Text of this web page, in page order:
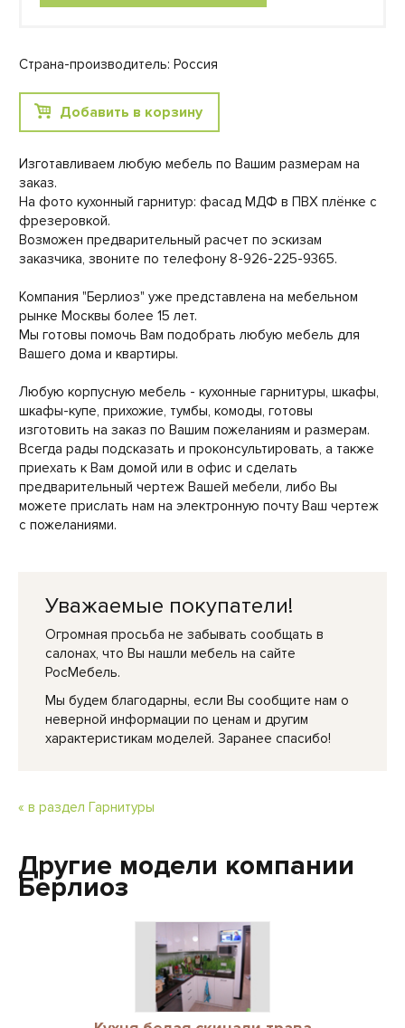
Страна-производитель: Россия
Добавить в корзину
Изготавливаем любую мебель по Вашим размерам на
заказ.
На фото кухонный гарнитур: фасад МДФ в ПВХ плёнке с
фрезеровкой.
Возможен предварительный расчет по эскизам
заказчика, звоните по телефону 8-926-225-9365.
Компания "Берлиоз" уже представлена на мебельном
рынке Москвы более 15 лет.
Мы готовы помочь Вам подобрать любую мебель для
Вашего дома и квартиры.
Любую корпусную мебель - кухонные гарнитуры, шкафы,
шкафы-купе, прихожие, тумбы, комоды, готовы
изготовить на заказ по Вашим пожеланиям и размерам.
Всегда рады подсказать и проконсультировать, а также
приехать к Вам домой или в офис и сделать
предварительный чертеж Вашей мебели, либо Вы
можете прислать нам на электронную почту Ваш чертеж
с пожеланиями.
Уважаемые покупатели!
Огромная просьба не забывать сообщать в
салонах, что Вы нашли мебель на сайте
РосМебель.
Мы будем благодарны, если Вы сообщите нам о
неверной информации по ценам и другим
характеристикам моделей. Заранее спасибо!
« в раздел Гарнитуры
Другие модели компании
Берлиоз